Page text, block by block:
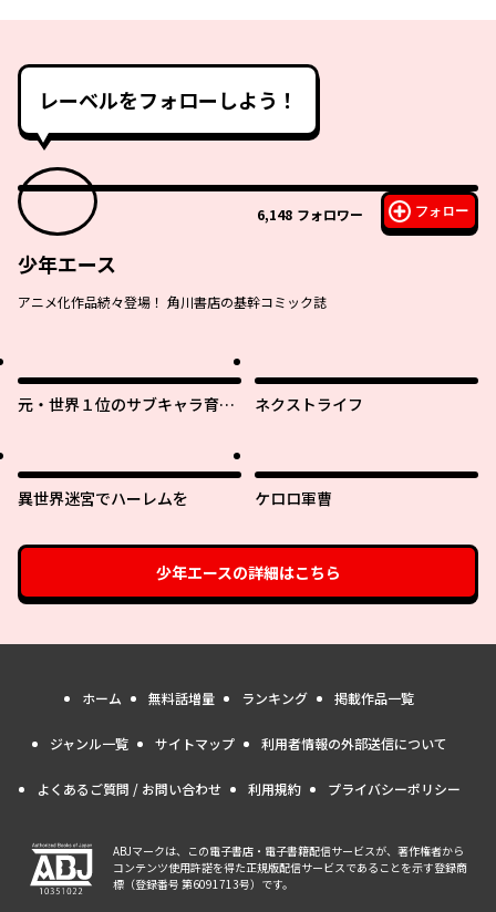
レーベルをフォローしよう！
6,148 フォロワー フォロー
少年エース
アニメ化作品続々登場！ 角川書店の基幹コミック誌
元・世界１位のサブキャラ育成
ネクストライフ
異世界迷宮でハーレムを ケロロ軍曹
少年エースの詳細はこちら
ホーム 無料話増量 ランキング 掲載作品一覧
ジャンル一覧 サイトマップ 利用者情報の外部送信について
よくあるご質問 / お問い合わせ 利用規約 プライバシーポリシー
ABJマークは、この電子書店・電子書籍配信サービスが、著作権者から
コンテンツ使用許諾を得た正規版配信サービスであることを示す登録商
標（登録番号 第6091713号）です。